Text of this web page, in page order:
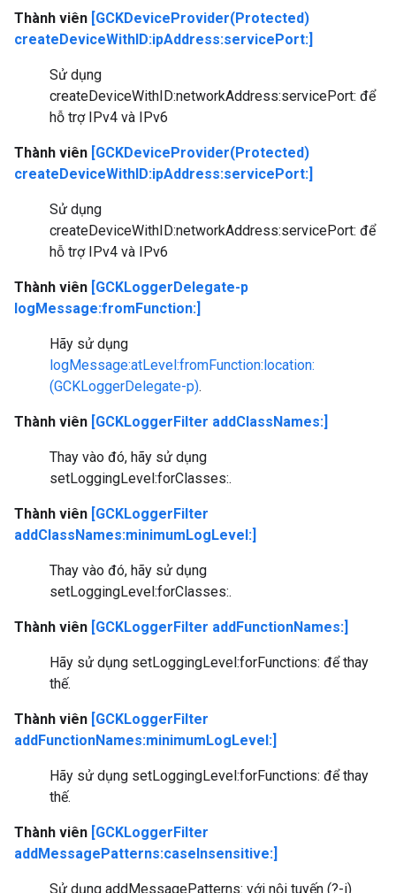
Thành viên [GCKDeviceProvider(Protected)
createDeviceWithID:ipAddress:servicePort:]
Sử dụng
createDeviceWithID:networkAddress:servicePort: để
hỗ trợ IPv4 và IPv6
Thành viên [GCKDeviceProvider(Protected)
createDeviceWithID:ipAddress:servicePort:]
Sử dụng
createDeviceWithID:networkAddress:servicePort: để
hỗ trợ IPv4 và IPv6
Thành viên [GCKLoggerDelegate-p
logMessage:fromFunction:]
Hãy sử dụng
logMessage:atLevel:fromFunction:location:
(GCKLoggerDelegate-p).
Thành viên [GCKLoggerFilter addClassNames:]
Thay vào đó, hãy sử dụng
setLoggingLevel:forClasses:.
Thành viên [GCKLoggerFilter
addClassNames:minimumLogLevel:]
Thay vào đó, hãy sử dụng
setLoggingLevel:forClasses:.
Thành viên [GCKLoggerFilter addFunctionNames:]
Hãy sử dụng setLoggingLevel:forFunctions: để thay
thế.
Thành viên [GCKLoggerFilter
addFunctionNames:minimumLogLevel:]
Hãy sử dụng setLoggingLevel:forFunctions: để thay
thế.
Thành viên [GCKLoggerFilter
addMessagePatterns:caseInsensitive:]
Sử dụng addMessagePatterns: với nội tuyến (?-i)